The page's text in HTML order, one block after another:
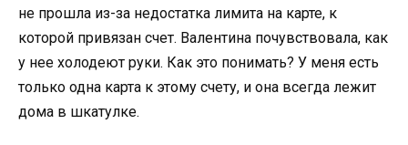
не прошла из-за недостатка лимита на карте, к
которой привязан счет. Валентина почувствовала, как
у нее холодеют руки. Как это понимать? У меня есть
только одна карта к этому счету, и она всегда лежит
дома в шкатулке.